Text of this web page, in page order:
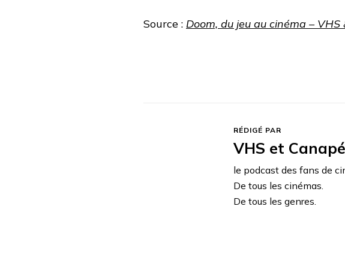
Source : Doom, du jeu au cinéma – VHS
RÉDIGÉ PAR
VHS et Canapé
le podcast des fans de
De tous les cinémas.
De tous les genres.